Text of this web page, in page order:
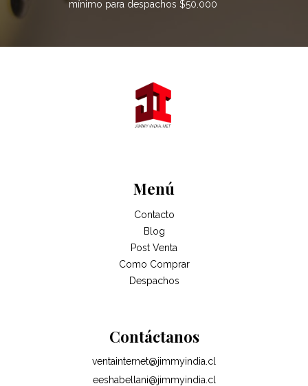
mínimo para despachos $50.000
Menú
Contacto
Blog
Post Venta
Como Comprar
Despachos
Contáctanos
ventainternet@jimmyindia.cl
eeshabellani@jimmyindia.cl